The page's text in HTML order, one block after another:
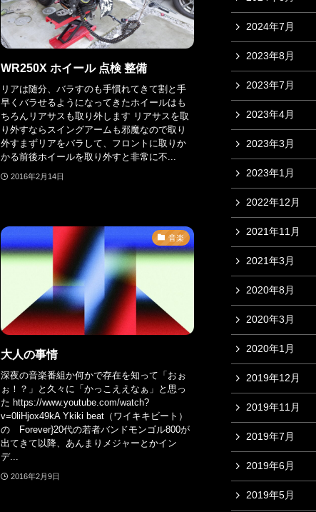
WR250X ホイール 点検 整備
リアは随分、バラすのも手慣れてきて割と手
早くバラせるようになってきたホイールはも
ちろんリアサスも取り外します リアサスを取
り外すならスイングアームも邪魔なので取り
外すまずリアをバラして、フロントに取りか
かる前後ホイールを取り外すと非常に不...
2016年2月14日
音楽
大人の事情
深夜の音楽番組か何かで存在を知って「おぉ
ぉ！？」と久々に「かっこええなぁ」と思っ
た https://www.youtube.com/watch?
v=0liHjox49kA Ykiki beat（ワイキキビート）
の Forever}20代の若者バンドモンゴル800が
出てきて以降、あんまりメジャーとかイン
デ...
2016年2月9日
2024年7月
2023年8月
2023年7月
2023年4月
2023年3月
2023年1月
2022年12月
2021年11月
2021年3月
2020年8月
2020年3月
2020年1月
2019年12月
2019年11月
2019年7月
2019年6月
2019年5月